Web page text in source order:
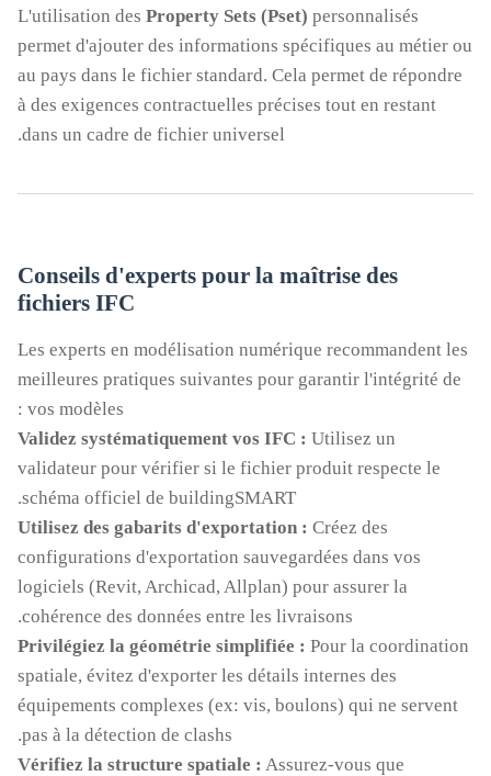
L'utilisation des Property Sets (Pset) personnalisés
permet d'ajouter des informations spécifiques au métier ou
au pays dans le fichier standard. Cela permet de répondre
à des exigences contractuelles précises tout en restant
dans un cadre de fichier universel.
Conseils d'experts pour la maîtrise des
fichiers IFC
Les experts en modélisation numérique recommandent les
meilleures pratiques suivantes pour garantir l'intégrité de
vos modèles :
Validez systématiquement vos IFC : Utilisez un
validateur pour vérifier si le fichier produit respecte le
schéma officiel de buildingSMART.
Utilisez des gabarits d'exportation : Créez des
configurations d'exportation sauvegardées dans vos
logiciels (Revit, Archicad, Allplan) pour assurer la
cohérence des données entre les livraisons.
Privilégiez la géométrie simplifiée : Pour la coordination
spatiale, évitez d'exporter les détails internes des
équipements complexes (ex: vis, boulons) qui ne servent
pas à la détection de clashs.
Vérifiez la structure spatiale : Assurez-vous que